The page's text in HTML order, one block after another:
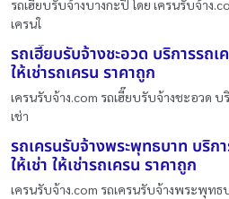
รถเฮี๊ยบรับจ้างบางกะปิ โดย เครนรับจ้าง
เครนใ
รถเฮี๊ยบรับจ้างชะอวด บริการรถเ
ให้เช่ารถเครน ราคาถูก
เครนรับจ้าง.com รถเฮี๊ยบรับจ้างชะอวด บ
เช่า
รถเครนรับจ้างพระพุทธบาท บริก
ให้เช่า ให้เช่ารถเครน ราคาถูก
เครนรับจ้าง.com รถเครนรับจ้างพระพุทธ